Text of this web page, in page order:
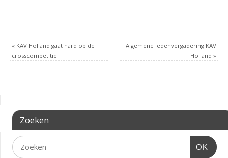
«KAV Holland gaat hard op de
crosscompetitie
Algemene ledenvergadering KAV
Holland»
Zoeken
OK